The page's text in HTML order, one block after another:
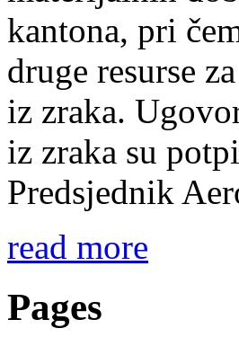
kantona, pri
druge resurse
iz zraka.
iz zraka su
Predsjednik
read more
Pages